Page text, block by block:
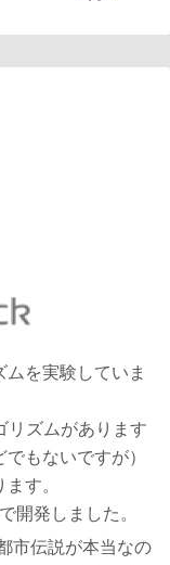
を実験していま
リズムがあります
もないですが）
す。
開発しました。
市伝説が本当なの